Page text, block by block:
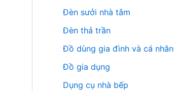
Đèn sưởi nhà tắm
Đèn thả trần
Đồ dùng gia đình và cá nhân
Đồ gia dụng
Dụng cụ nhà bếp